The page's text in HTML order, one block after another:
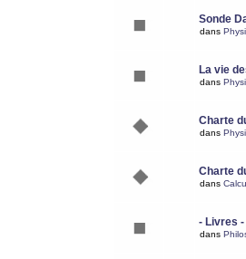
Sonde
dans
La vie
dans
Charte
dans
Charte
dans
- Livres -
dans